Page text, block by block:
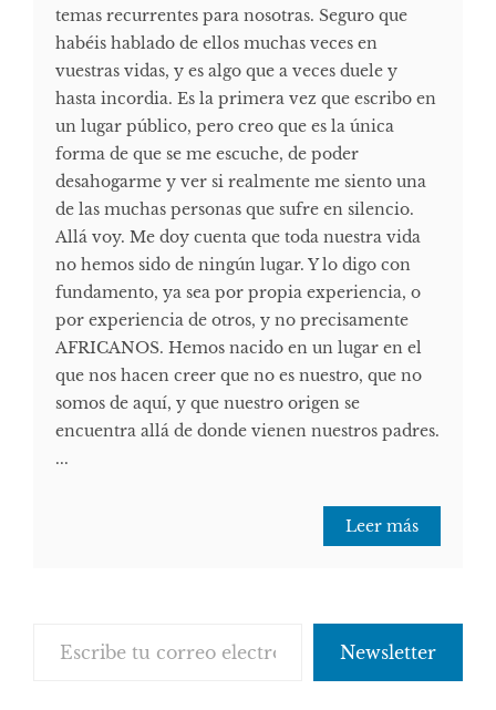
temas recurrentes para nosotras. Seguro que
habéis hablado de ellos muchas veces en
vuestras vidas, y es algo que a veces duele y
hasta incordia. Es la primera vez que escribo en
un lugar público, pero creo que es la única
forma de que se me escuche, de poder
desahogarme y ver si realmente me siento una
de las muchas personas que sufre en silencio.
Allá voy. Me doy cuenta que toda nuestra vida
no hemos sido de ningún lugar. Y lo digo con
fundamento, ya sea por propia experiencia, o
por experiencia de otros, y no precisamente
AFRICANOS. Hemos nacido en un lugar en el
que nos hacen creer que no es nuestro, que no
somos de aquí, y que nuestro origen se
encuentra allá de donde vienen nuestros padres.
...
Leer más
Newsletter